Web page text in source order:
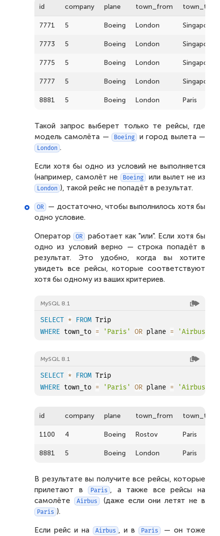
id company plane town_from town_to
7771 5 Boeing London Singapore
7773 5 Boeing London Singapore
7775 5 Boeing London Singapore
7777 5 Boeing London Singapore
8881 5 Boeing London Paris
Такой запрос выберет только те рейсы, где
модель самолёта —
Boeing и город вылета —
London .
Если хотя бы одно из условий не выполняется
(например, самолёт не Boeing или вылет не из
London ), такой рейс не попадёт в результат.
OR
— достаточно, чтобы выполнилось хотя бы
одно условие.
Оператор OR
работает как "или". Если хотя бы
одно из условий верно — строка попадёт в
результат. Это удобно, когда вы хотите
увидеть все рейсы, которые соответствуют
хотя бы одному из ваших критериев.
MySQL 8.1
SELECT * FROM
WHERE town_to = 'Paris' OR plane = 'Airbus'
MySQL 8.1
SELECT * FROM
WHERE town_to = 'Paris' OR plane = 'Airbus'
id company plane town_from town_to
1100 4 Boeing Rostov Paris
8881 5 Boeing London Paris
В результате вы получите все рейсы, которые
прилетают в Paris , а также все рейсы на
самолёте
Airbus (даже если они летят не в
Paris ).
Если рейс и на Airbus , и в Paris
— он тоже